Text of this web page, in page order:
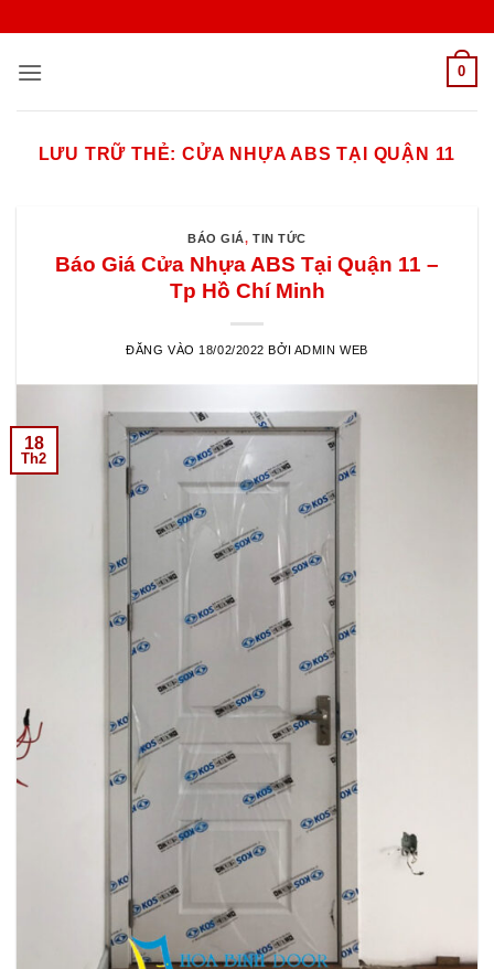
nội
0
LƯU TRỮ THẺ:CỬA NHỰA ABS TẠI QUẬN 11
BÁO GIÁ,TIN TỨC
Báo Giá Cửa Nhựa ABS Tại Quận 11 –
Tp Hồ Chí Minh
ĐĂNG VÀO 18/02/2022 BỞI ADMIN WEB
18
Th2